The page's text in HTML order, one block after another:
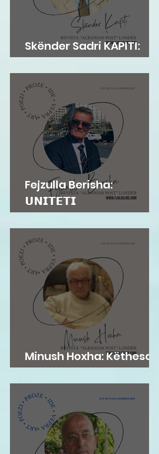
Skënder Sadri KAPITI:
Adem Jashari dhe...
Fejzulla Berisha:
𝗨𝗡𝗜𝗧𝗘𝗧𝗜
𝗜𝗡𝗦𝗧𝗜𝗧𝗨𝗖𝗜𝗢𝗡𝗔𝗟...
Minush Hoxha: Këthesa
emotive e zemres